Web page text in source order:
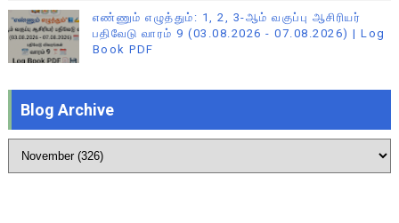
எண்ணும் எழுத்தும்: 1, 2, 3-ஆம் வகுப்பு ஆசிரியர்
பதிவேடு வாரம் 9 (03.08.2026 - 07.08.2026) | Log
Book PDF
Blog Archive